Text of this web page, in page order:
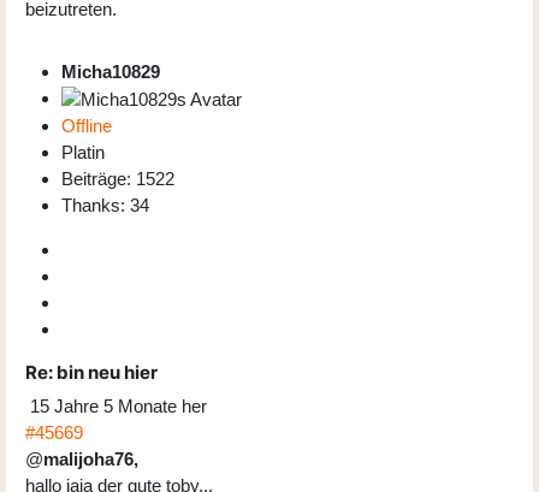
beizutreten.
Micha10829
Offline
Platin
Beiträge: 1522
Thanks: 34
Re: bin neu hier
15 Jahre 5 Monate her
#45669
@malijoha76,
hallo jaja der gute toby...